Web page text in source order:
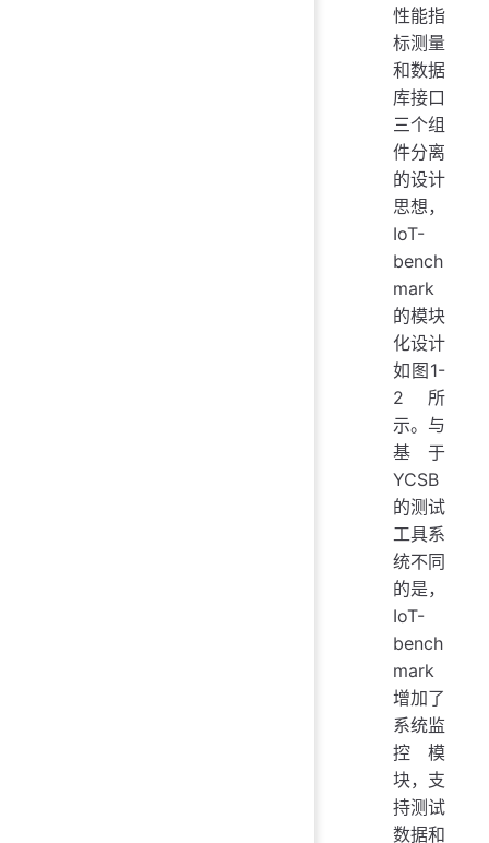
性能指
标测量
和数据
库接口
三个组
件分离
的设计
思想，
IoT-
bench
mark
的模块
化设计
如图1-
2所
示。与
基于
YCSB
的测试
工具系
统不同
的是，
IoT-
bench
mark
增加了
系统监
控模
块，支
持测试
数据和